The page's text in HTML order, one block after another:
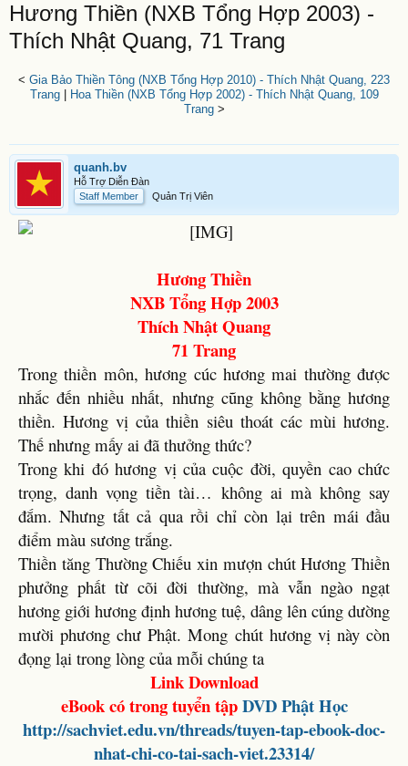
Hương Thiền (NXB Tổng Hợp 2003) -
Thích Nhật Quang, 71 Trang
< Gia Bảo Thiền Tông (NXB Tổng Hợp 2010) - Thích Nhật Quang, 223
Trang|
Hoa Thiền (NXB Tổng Hợp 2002) - Thích Nhật Quang, 109
Trang>
quanh.bv
Hỗ Trợ Diễn Đàn
Staff Member
Quản Trị Viên
Hương Thiền
NXB Tổng Hợp 2003
Thích Nhật Quang
71 Trang
Trong thiền môn, hương cúc hương mai thường được
nhắc đến nhiều nhất, nhưng cũng không bằng hương
thiền. Hương vị của thiền siêu thoát các mùi hương.
Thế nhưng mấy ai đã thưởng thức?
Trong khi đó hương vị của cuộc đời, quyền cao chức
trọng, danh vọng tiền tài… không ai mà không say
đắm. Nhưng tất cả qua rồi chỉ còn lại trên mái đầu
điểm màu sương trắng.
Thiền tăng Thường Chiếu xin mượn chút Hương Thiền
phưởng phất từ cõi đời thường, mà vẫn ngào ngạt
hương giới hương định hương tuệ, dâng lên cúng dường
mười phương chư Phật. Mong chút hương vị này còn
đọng lại trong lòng của mỗi chúng ta
Link Download
eBook có trong tuyển tậpDVDPhật Học
http://sachviet.edu.vn/threads/tuyen-tap-ebook-doc-
nhat-chi-co-tai-sach-viet.23314/